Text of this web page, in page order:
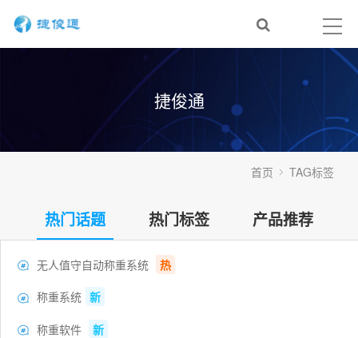
捷俊通
首页 TAG标签
热门话题 热门标签 产品推荐
 无人值守自动称重系统 热
 称重系统 新
 称重软件 新